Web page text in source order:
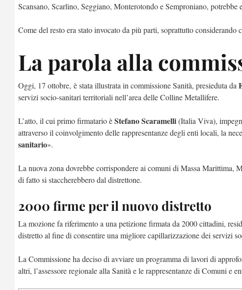
Scansano, Scarlino, Seggiano, Monterotondo e Semproniano, potrebbe
Come del resto era stato invocato da più parti, soprattutto
La parola alla
Oggi, 17 ottobre, è stata illustrata in commissione Sanità, presieduta da
servizi socio-sanitari territoriali nell’area delle Colline Metallifere.
L’atto, il cui primo firmatario èStefano Scaramelli(Italia Viva),
attraverso il coinvolgimento delle rappresentanze degli enti locali, la
sanitario».
La nuova zona dovrebbe corrispondere ai comuni di Massa
di fatto si staccherebbero dal distrettone.
2000 firme per il nuovo distretto
La mozione fa riferimento a una petizione firmata da 2000 cittadini,
distretto al fine di consentire una migliore capillarizzazione dei servizi
La Commissione ha deciso di avviare un programma di lavori di
altri, l’assessore regionale alla Sanità e le rappresentanze di Comuni e